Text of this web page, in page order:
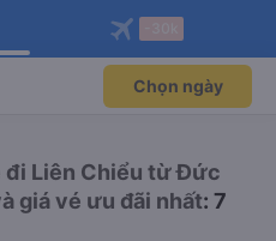
ngay!
viên độc
Mở app
vé máy bay qua
Mở app
Chọn ngày
đi Liên Chiểu từ Đức
giá vé ưu đãi nhất: 7